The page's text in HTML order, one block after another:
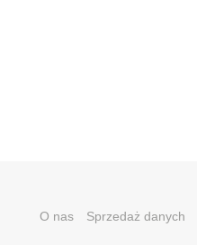
O nas Sprzedaż danych